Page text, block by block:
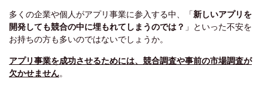
多くの企業や個人がアプリ事業に参入する中、 「新しいアプリを
開発しても競合の中に埋もれてしまうのでは？ 」
といった不安を
お持ちの方も多いのではないでしょうか。
アプリ事業を成功させるためには、競合調査や事前の市場調査が
欠かせません。